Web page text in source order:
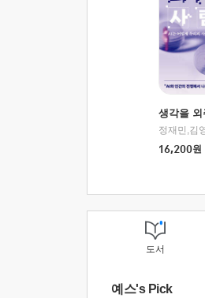
생각을
정재민,김
16,200원
도서
예스's Pick